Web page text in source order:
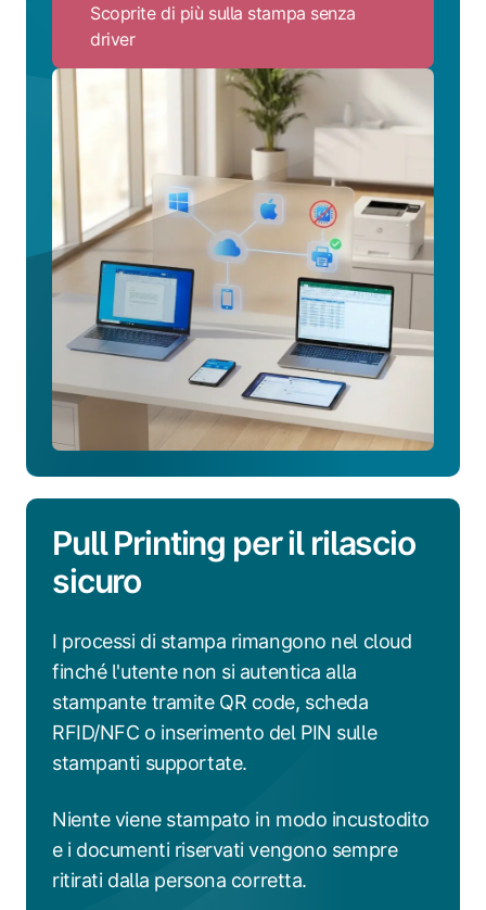
Scoprite di più sulla stampa senza
driverClick
to
stampa
senza
driver
Pull Printing per il rilascio
sicuro
I processi di stampa rimangono nel cloud
finché l'utente non si autentica alla
stampante tramite QR code, scheda
RFID/NFC o inserimento del PIN sulle
stampanti supportate.
Niente viene stampato in modo incustodito
e i documenti riservati vengono sempre
ritirati dalla persona corretta.